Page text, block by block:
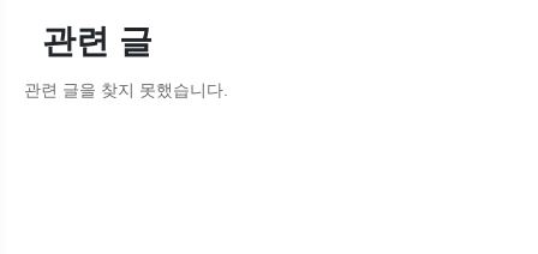
관련 글
관련 글을 찾지 못했습니다.